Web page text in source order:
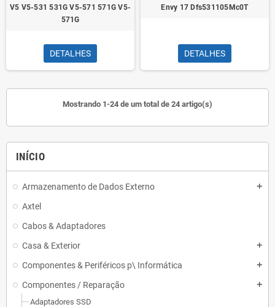
INÍCIO
Armazenamento de Dados Externo add
Axtel
Cabos & Adaptadores
Casa & Exterior
add
Componentes & Periféricos p\ Informática add
Componentes / Reparação add
Adaptadores SSD
V5 V5-531 531G V5-571 571G V5-
571G
DETALHES
Envy 17 Dfs531105Mc0T
DETALHES
Mostrando 1-24 de um total de 24 artigo(s)